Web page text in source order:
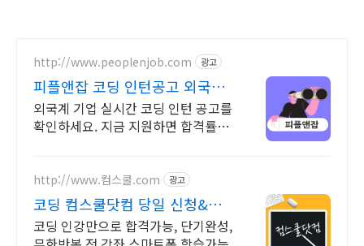
http://www.peoplenjob.com 광고
피플앤잡 코딩 인턴공고 외국계
취업 필수, 피플앤잡
외국계 기업 실시간 코딩 인턴 공고를
확인하세요. 지금 지원하면 합격률
http://www.컴스쿨.com 광고
코딩 컴스쿨닷컴 당일 신청&결
제시 기프티콘!
코딩 인강만으로 합격가능, 단기완성,